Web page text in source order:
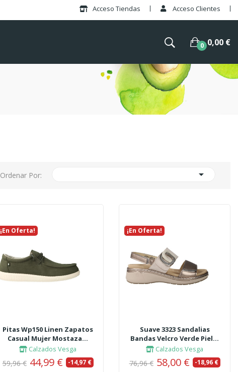
Acceso Clientes
Acceso Tiendas
0 0,00 €
Ordenar Por: 
¡En Oferta!
Nuevo
Pitas Wp150 Linen Zapatos
Casual Mujer Mostaza...
Calzados Vesga
59,96 € 44,99 € -14,97 €
¡En Oferta!
Nuevo
Suave 3323 Sandalias
Bandas Velcro Verde Piel...
Calzados Vesga
76,96 € 58,00 € -18,96 €